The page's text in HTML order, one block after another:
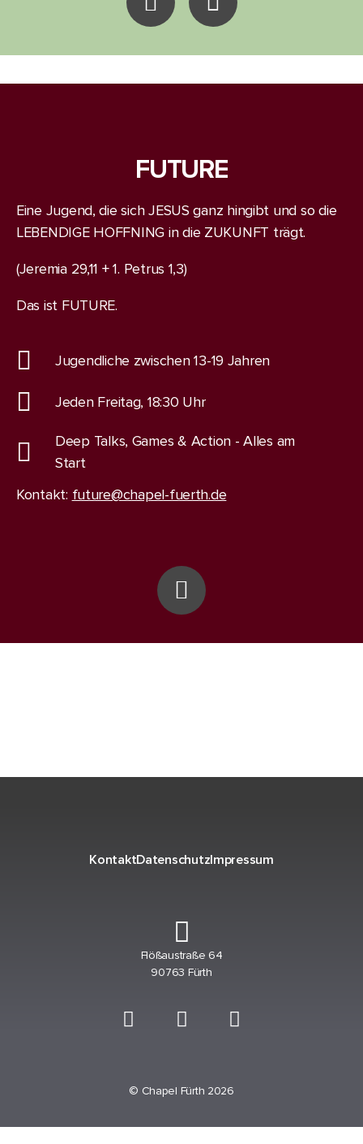
FUTURE
Eine Jugend, die sich JESUS ganz hingibt und so die
LEBENDIGE HOFFNING in die ZUKUNFT trägt.
(Jeremia 29,11 + 1. Petrus 1,3)
Das ist FUTURE.
Jugendliche zwischen 13-19 Jahren
Jeden Freitag, 18:30 Uhr
Deep Talks, Games & Action - Alles am
Start
Kontakt: future@chapel-fuerth.de
KontaktDatenschutzImpressum
Flößaustraße 64
90763 Fürth
© Chapel Fürth 2026